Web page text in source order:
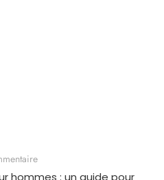
hommes : un guide pour